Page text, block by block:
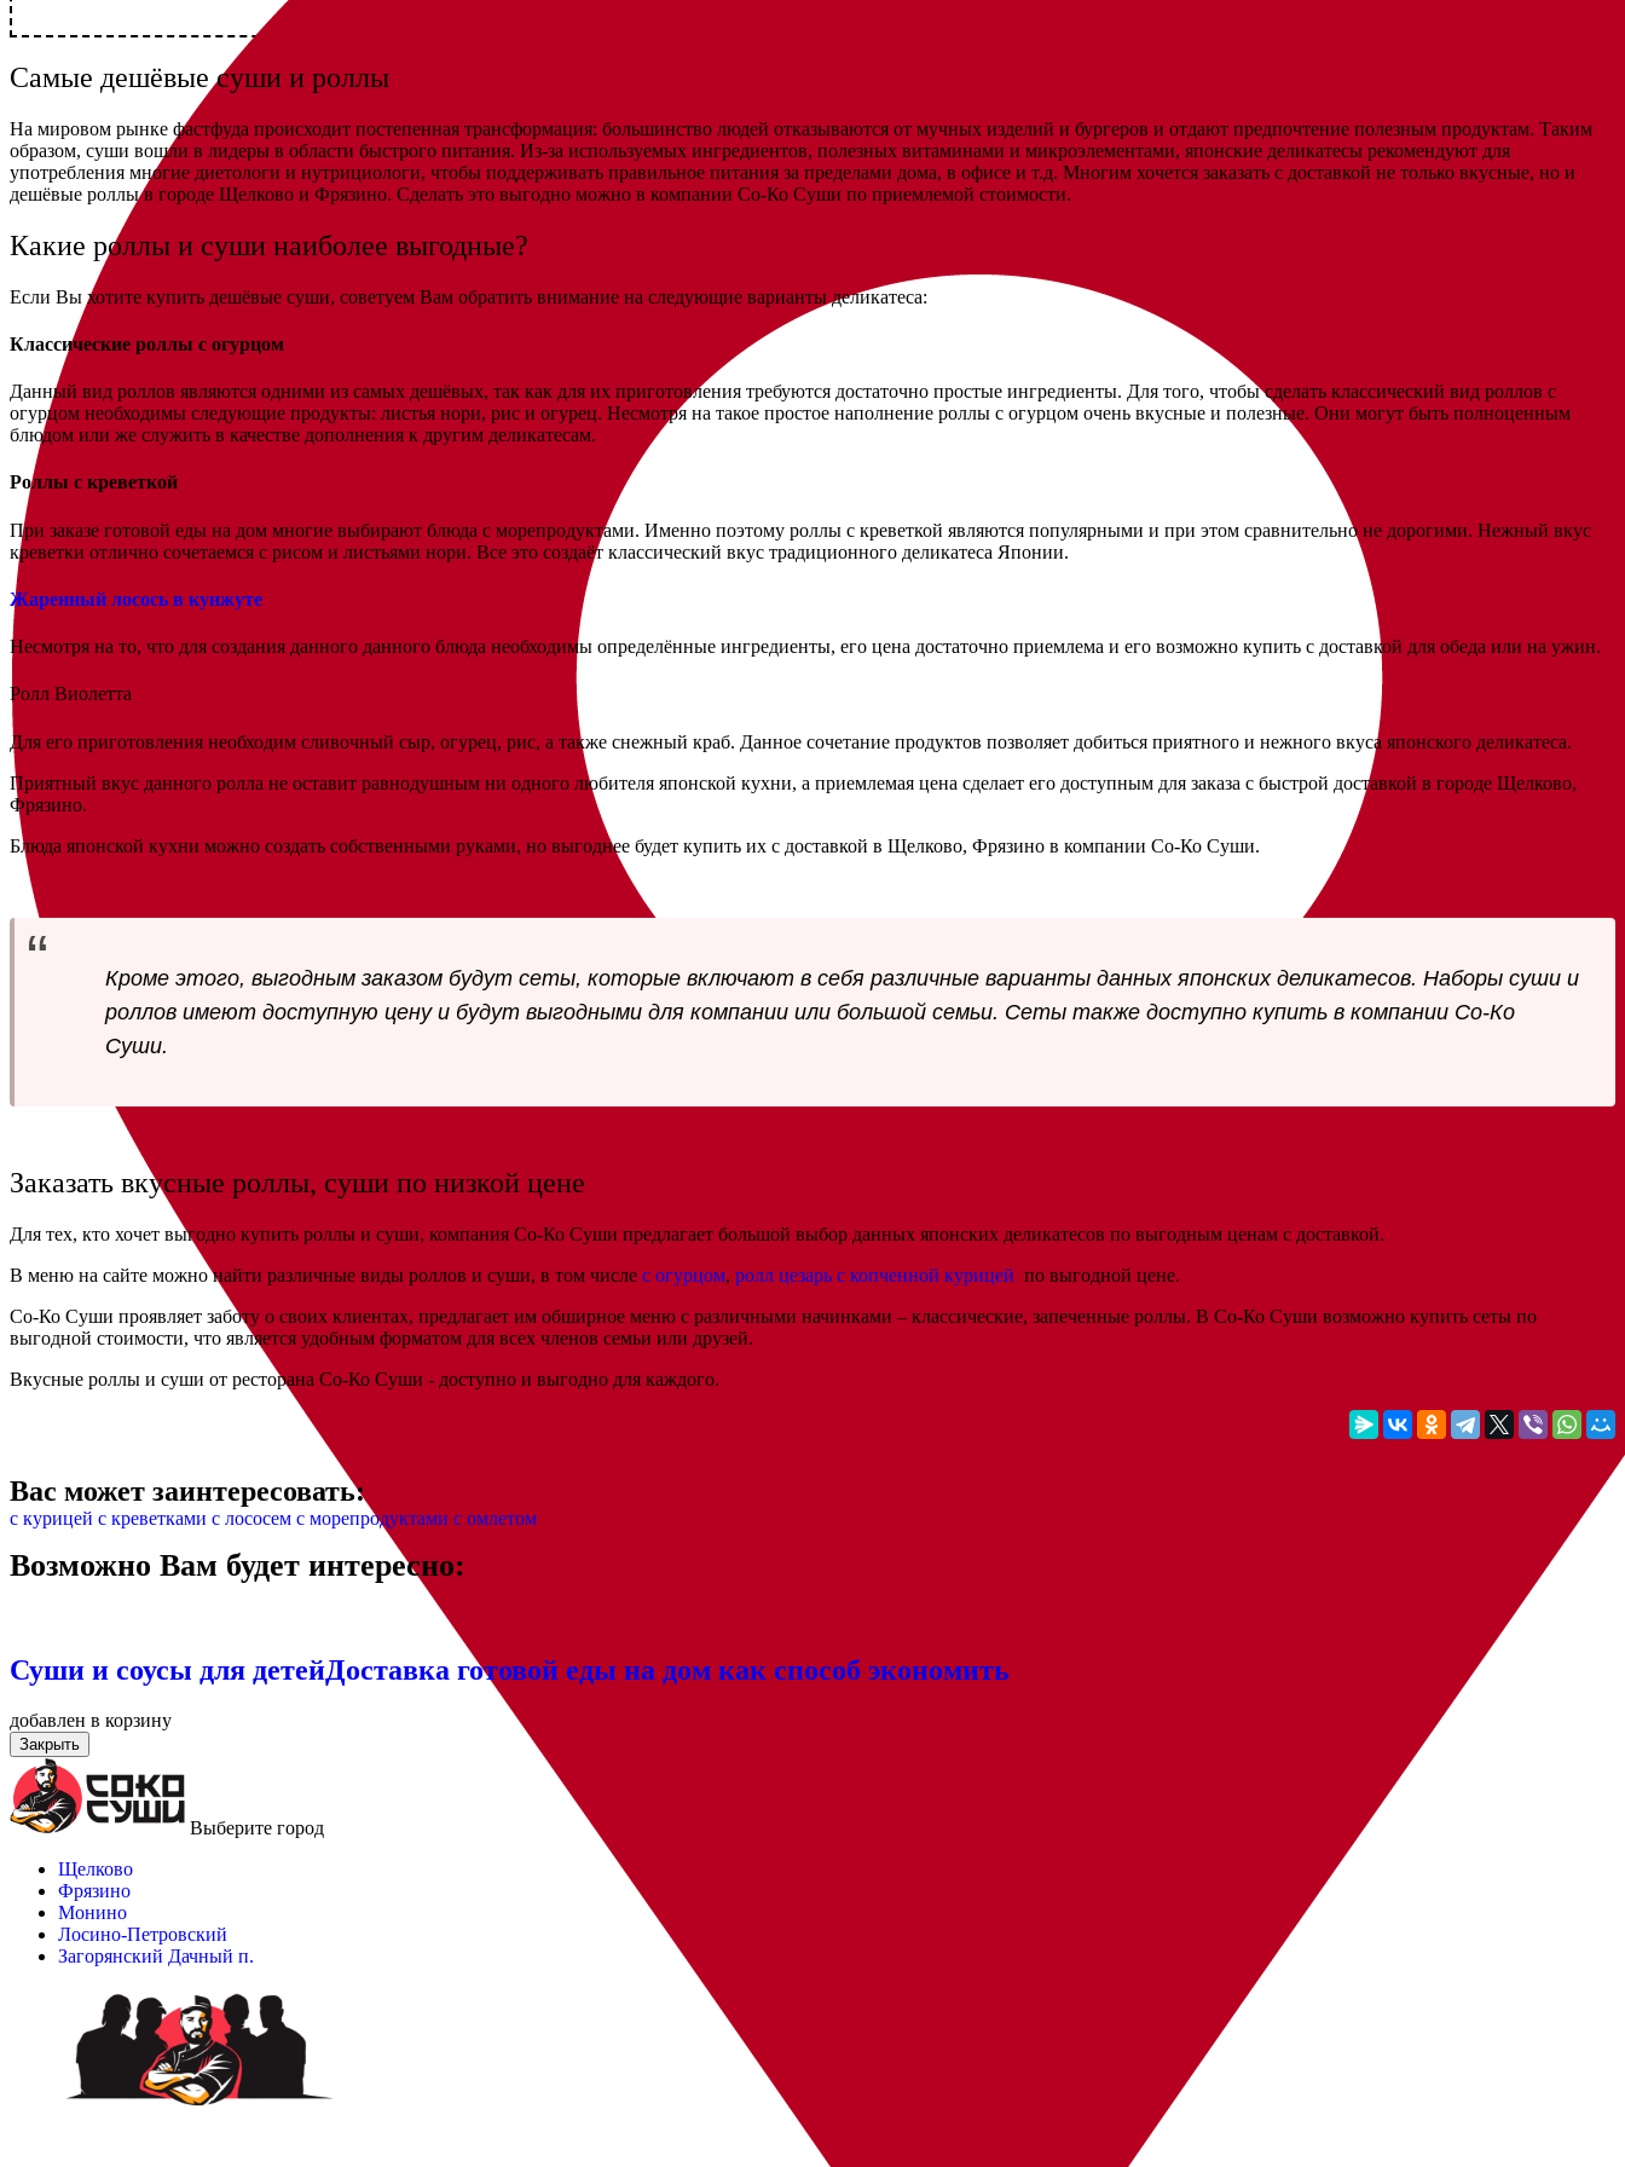
Самые дешёвые суши и роллы
На мировом рынке фастфуда происходит постепенная трансформация: большинство людей отказываются от мучных изделий и бургеров и отдают предпочтение полезным продуктам. Таким
образом, суши вошли в лидеры в области быстрого питания. Из-за используемых ингредиентов, полезных витаминами и микроэлементами, японские деликатесы рекомендуют для
употребления многие диетологи и нутрициологи, чтобы поддерживать правильное питания за пределами дома, в офисе и т.д. Многим хочется заказать с доставкой не только вкусные, но и
дешёвые роллы в городе Щелково и Фрязино. Сделать это выгодно можно в компании Со-Ко Суши по приемлемой стоимости.
Какие роллы и суши наиболее выгодные?
Если Вы хотите купить дешёвые суши, советуем Вам обратить внимание на следующие варианты деликатеса:
Классические роллы с огурцом
Данный вид роллов являются одними из самых дешёвых, так как для их приготовления требуются достаточно простые ингредиенты. Для того, чтобы сделать классический вид роллов с
огурцом необходимы следующие продукты: листья нори, рис и огурец. Несмотря на такое простое наполнение роллы с огурцом очень вкусные и полезные. Они могут быть полноценным
блюдом или же служить в качестве дополнения к другим деликатесам.
Роллы с креветкой
При заказе готовой еды на дом многие выбирают блюда с морепродуктами. Именно поэтому роллы с креветкой являются популярными и при этом сравнительно не дорогими. Нежный вкус
креветки отлично сочетаемся с рисом и листьями нори. Все это создаёт классический вкус традиционного деликатеса Японии.
Жаренный лосось в кунжуте
Несмотря на то, что для создания данного данного блюда необходимы определённые ингредиенты, его цена достаточно приемлема и его возможно купить с доставкой для обеда или на ужин.
Ролл Виолетта
Для его приготовления необходим сливочный сыр, огурец, рис, а также снежный краб. Данное сочетание продуктов позволяет добиться приятного и нежного вкуса японского деликатеса.
Приятный вкус данного ролла не оставит равнодушным ни одного любителя японской кухни, а приемлемая цена сделает его доступным для заказа с быстрой доставкой в городе Щелково,
Фрязино.
Блюда японской кухни можно создать собственными руками, но выгоднее будет купить их с доставкой в Щелково, Фрязино в компании Со-Ко Суши.
Кроме этого, выгодным заказом будут сеты, которые включают в себя различные варианты данных японских деликатесов. Наборы суши и
роллов имеют доступную цену и будут выгодными для компании или большой семьи. Сеты также доступно купить в компании Со-Ко
Суши.
Заказать вкусные роллы, суши по низкой цене
Для тех, кто хочет выгодно купить роллы и суши, компания Со-Ко Суши предлагает большой выбор данных японских деликатесов по выгодным ценам с доставкой.
В меню на сайте можно найти различные виды роллов и суши, в том числе с огурцом, ролл цезарь с копченной курицей по выгодной цене.
Со-Ко Суши проявляет заботу о своих клиентах, предлагает им обширное меню с различными начинками – классические, запеченные роллы. В Со-Ко Суши возможно купить сеты по
выгодной стоимости, что является удобным форматом для всех членов семьи или друзей.
Вкусные роллы и суши от ресторана Со-Ко Суши - доступно и выгодно для каждого.
Вас может заинтересовать:
с курицей с креветками с лососем с морепродуктами с омлетом
Возможно Вам будет интересно:
Суши и соусы для детейДоставка готовой еды на дом как способ экономить
добавлен в корзину
Закрыть
Выберите город
Щелково
Фрязино
Монино
Лосино-Петровский
Загорянский Дачный п.